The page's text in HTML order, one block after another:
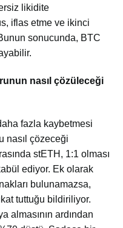
likidite
iflas etme ve ikinci
sonucunda, BTC
nasıl çözüleceği
fazla kaybetmesi
nasıl çözeceği
stETH, 1:1 olması
ediyor. Ek olarak
bulunamazsa,
tuttuğu bildiriliyor.
almasının ardından